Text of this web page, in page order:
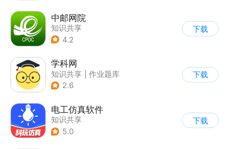
中邮网院
知识共享
4.2
下载
学科网
知识共享
作业题库
2.6
下载
电工仿真软件
知识共享
5.0
下载